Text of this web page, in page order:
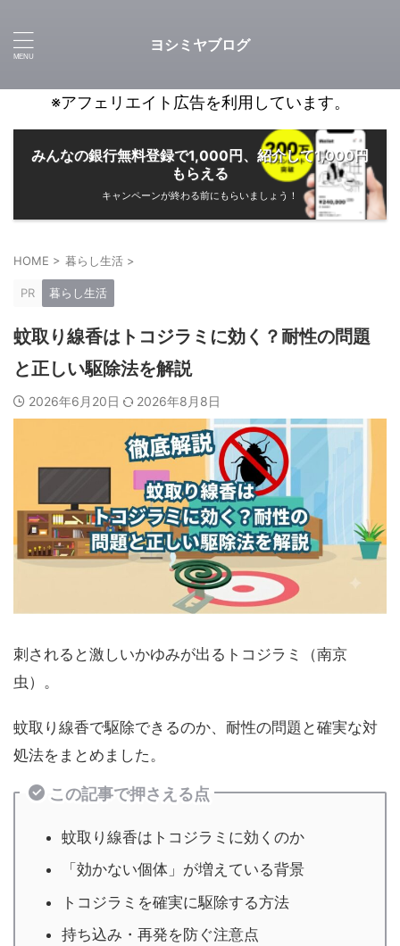
ヨシミヤブログ
※アフェリエイト広告を利用しています。
みんなの銀行無料登録で1,000円、紹介して1,000円
もらえる
キャンペーンが終わる前にもらいましょう！
HOME > 暮らし生活 >
PR 暮らし生活
蚊取り線香はトコジラミに効く？耐性の問題
と正しい駆除法を解説
2026年6月20日 2026年8月8日
刺されると激しいかゆみが出るトコジラミ（南京
虫）。
蚊取り線香で駆除できるのか、耐性の問題と確実な対
処法をまとめました。
この記事で押さえる点
蚊取り線香はトコジラミに効くのか
「効かない個体」が増えている背景
トコジラミを確実に駆除する方法
持ち込み・再発を防ぐ注意点